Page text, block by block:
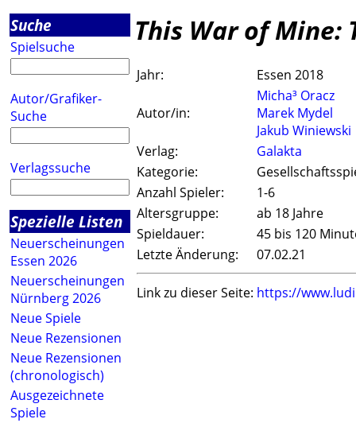
Suche
Spielsuche
Autor/Grafiker-
Suche
Verlagssuche
Spezielle Listen
Neuerscheinungen
Essen 2026
Neuerscheinungen
Nürnberg 2026
Neue Spiele
Neue Rezensionen
Neue Rezensionen
(chronologisch)
Ausgezeichnete
Spiele
This War of Mine:
Jahr: Essen 2018
Autor/in:
Micha³ Oracz
Marek Mydel
Jakub Winiewski
Verlag:
Galakta
Kategorie:
Anzahl Spieler:
1-6
Altersgruppe:
ab 18 Jahre
Spieldauer:
45 bis 120
Letzte Änderung:
07.02.21
Link zu dieser Seite: https://